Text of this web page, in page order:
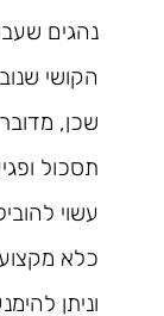
נהגים
הקושי
שכן,
תסכול
עשוי
כלא
וניתן